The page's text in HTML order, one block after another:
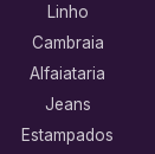
Linho
Cambraia
Alfaiataria
Jeans
Estampados